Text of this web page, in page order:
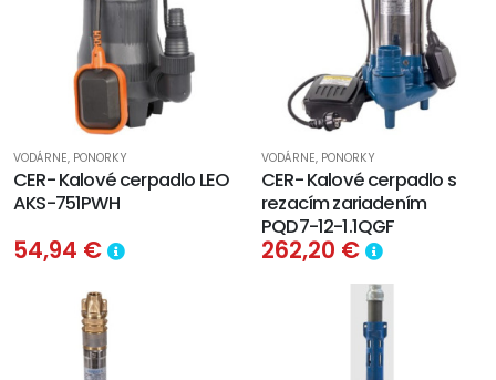
VODÁRNE, PONORKY
CER- Kalové cerpadlo LEO
AKS-751PWH
54,94 €
VODÁRNE, PONORKY
CER- Kalové cerpadlo s
rezacím zariadením
PQD7-12-1.1QGF
262,20 €